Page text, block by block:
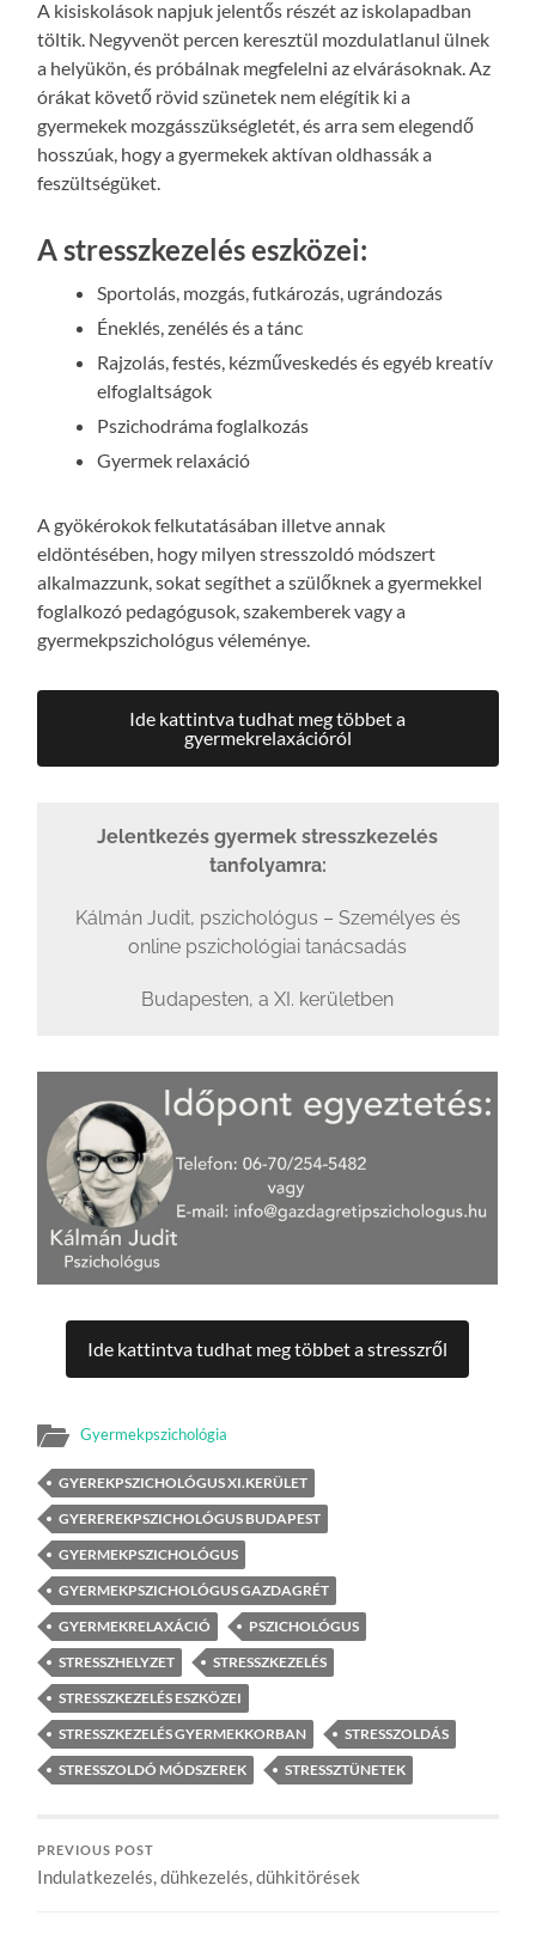
A kisiskolások napjuk jelentős részét az iskolapadban
töltik. Negyvenöt percen keresztül mozdulatlanul ülnek
a helyükön, és próbálnak megfelelni az elvárásoknak. Az
órákat követő rövid szünetek nem elégítik ki a
gyermekek mozgásszükségletét, és arra sem elegendő
hosszúak, hogy a gyermekek aktívan oldhassák a
feszültségüket.
A stresszkezelés eszközei:
Sportolás, mozgás, futkározás, ugrándozás
Éneklés, zenélés és a tánc
Rajzolás, festés, kézműveskedés és egyéb kreatív
elfoglaltságok
Pszichodráma foglalkozás
Gyermek relaxáció
A gyökérokok felkutatásában illetve annak
eldöntésében, hogy milyen stresszoldó módszert
alkalmazzunk, sokat segíthet a szülőknek a gyermekkel
foglalkozó pedagógusok, szakemberek vagy a
gyermekpszichológus véleménye.
Ide kattintva tudhat meg többet a
gyermekrelaxációról
Jelentkezés gyermek stresszkezelés
tanfolyamra:
Kálmán Judit, pszichológus – Személyes és
online pszichológiai tanácsadás
Budapesten, a XI. kerületben
Ide kattintva tudhat meg többet a stresszről
Gyermekpszichológia
GYEREKPSZICHOLÓGUS XI.KERÜLET
GYEREREKPSZICHOLÓGUS BUDAPEST
GYERMEKPSZICHOLÓGUS
GYERMEKPSZICHOLÓGUS GAZDAGRÉT
GYERMEKRELAXÁCIÓ
PSZICHOLÓGUS
STRESSZHELYZET
STRESSZKEZELÉS
STRESSZKEZELÉS ESZKÖZEI
STRESSZKEZELÉS GYERMEKKORBAN
STRESSZOLDÁS
STRESSZOLDÓ MÓDSZEREK
STRESSZTÜNETEK
PREVIOUS POST
Indulatkezelés, dühkezelés, dühkitörések